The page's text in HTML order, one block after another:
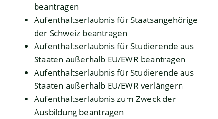
beantragen
Aufenthaltserlaubnis für Staatsangehörige
der Schweiz beantragen
Aufenthaltserlaubnis für Studierende aus
Staaten außerhalb EU/EWR beantragen
Aufenthaltserlaubnis für Studierende aus
Staaten außerhalb EU/EWR verlängern
Aufenthaltserlaubnis zum Zweck der
Ausbildung beantragen